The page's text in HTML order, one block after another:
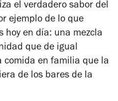
el verdadero sabor del
ejemplo de lo que
hoy en día: una mezcla
que de igual
comida en familia que la
de los bares de la